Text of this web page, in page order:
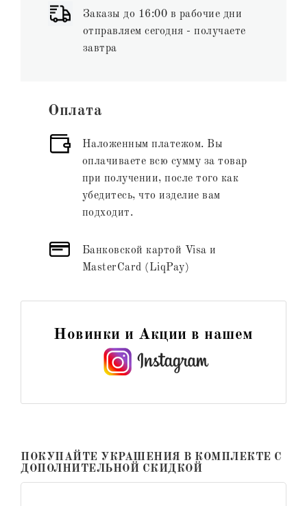
Заказы до 16:00 в рабочие дни
отправляем сегодня - получаете
завтра
Оплата
Наложенным платежом. Вы
оплачиваете всю сумму за товар
при получении, после того как
убедитесь, что изделие вам
подходит.
Банковской картой Visa и
MasterCard (LiqPay)
Новинки и Акции в нашем
ПОКУПАЙТЕ УКРАШЕНИЯ В КОМПЛЕКТЕ С
ДОПОЛНИТЕЛЬНОЙ СКИДКОЙ